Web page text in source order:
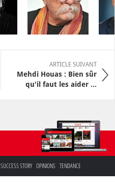
ARTICLE SUIVANT
Mehdi Houas : Bien sûr
qu'il faut les aider ...
SUCCESS STORY OPINIONS TENDANCE